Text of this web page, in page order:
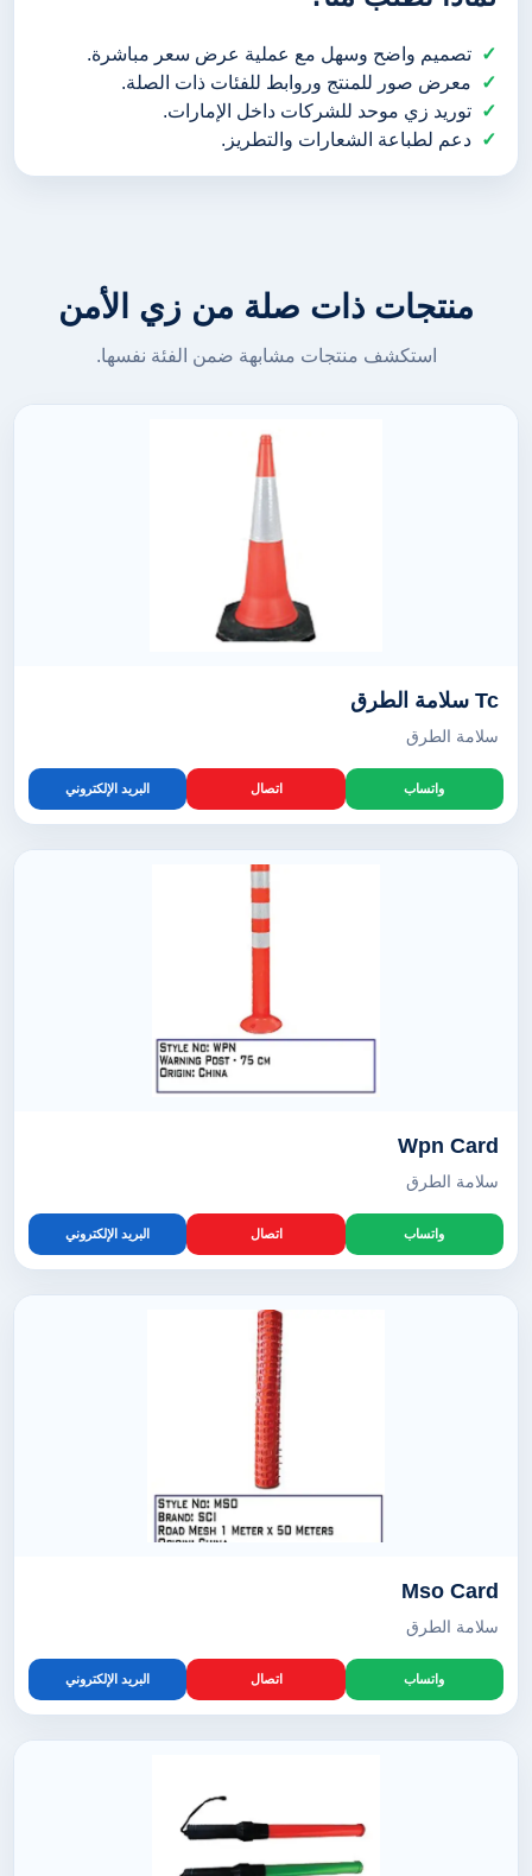
تصميم واضح وسهل مع عملية عرض سعر مباشرة.
معرض صور للمنتج وروابط للفئات ذات الصلة.
توريد زي موحد للشركات داخل الإمارات.
دعم لطباعة الشعارات والتطريز.
منتجات ذات صلة من زي الأمن
استكشف منتجات مشابهة ضمن الفئة نفسها.
Tc سلامة الطرق
سلامة الطرق
واتساب اتصال البريد الإلكتروني
Wpn Card
سلامة الطرق
واتساب اتصال البريد الإلكتروني
Mso Card
سلامة الطرق
واتساب اتصال البريد الإلكتروني